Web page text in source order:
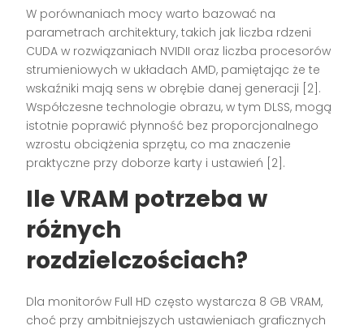
W porównaniach mocy warto bazować na
parametrach architektury, takich jak liczba rdzeni
CUDA w rozwiązaniach NVIDII oraz liczba procesorów
strumieniowych w układach AMD, pamiętając że te
wskaźniki mają sens w obrębie danej generacji [2].
Współczesne technologie obrazu, w tym DLSS, mogą
istotnie poprawić płynność bez proporcjonalnego
wzrostu obciążenia sprzętu, co ma znaczenie
praktyczne przy doborze karty i ustawień [2].
Ile VRAM potrzeba w
różnych
rozdzielczościach?
Dla monitorów Full HD często wystarcza 8 GB VRAM,
choć przy ambitniejszych ustawieniach graficznych